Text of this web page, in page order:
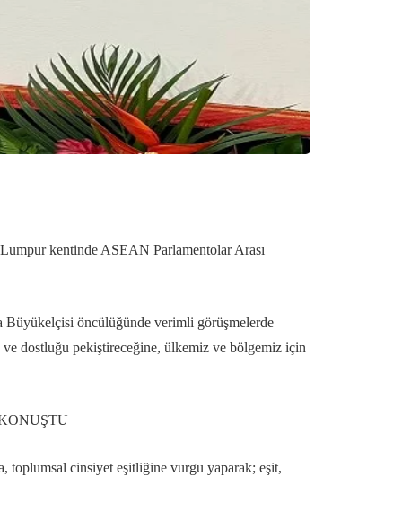
kentinde ASEAN Parlamentolar Arası
öncülüğünde verimli görüşmelerde
ve dostluğu pekiştireceğine, ülkemiz ve bölgemiz için
toplumsal cinsiyet eşitliğine vurgu yaparak; eşit,